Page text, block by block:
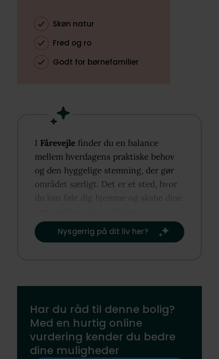
Skøn natur
Fred og ro
Godt for børnefamilier
I Fårevejle finder du en balance
mellem hverdagens praktiske behov
og den hyggelige stemning, der gør
området særligt. Det er et sted, hvor
du kan føle dig hjemme og skabe dine
Nysgerrig på dit liv her?​
Har du råd til denne bolig?
Med en hurtig online
vurdering kender du bedre
dine muligheder